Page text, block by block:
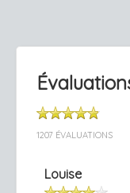
1207 ÉVALUATIONS
Louise